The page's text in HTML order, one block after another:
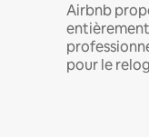
Airbnb
pour le